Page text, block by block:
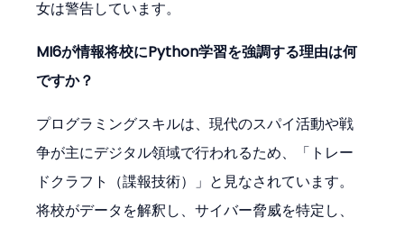
女は警告しています。
MI6が情報将校にPython学習を強調する理由は何
ですか？
プログラミングスキルは、現代のスパイ活動や戦
争が主にデジタル領域で行われるため、「トレー
ドクラフト（諜報技術）」と見なされています。
将校がデータを解釈し、サイバー脅威を特定し、